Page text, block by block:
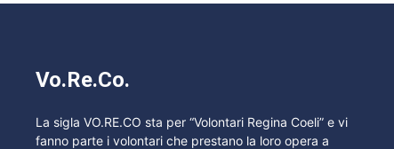
Vo.Re.Co.
La sigla VO.RE.CO sta per “Volontari Regina Coeli” e vi
fanno parte i volontari che prestano la loro opera a